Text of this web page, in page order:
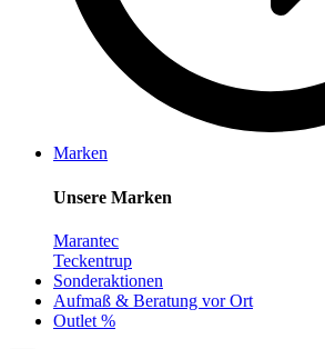
Marken
Unsere Marken
Marantec
Teckentrup
Sonderaktionen
Aufmaß & Beratung vor Ort
Outlet %